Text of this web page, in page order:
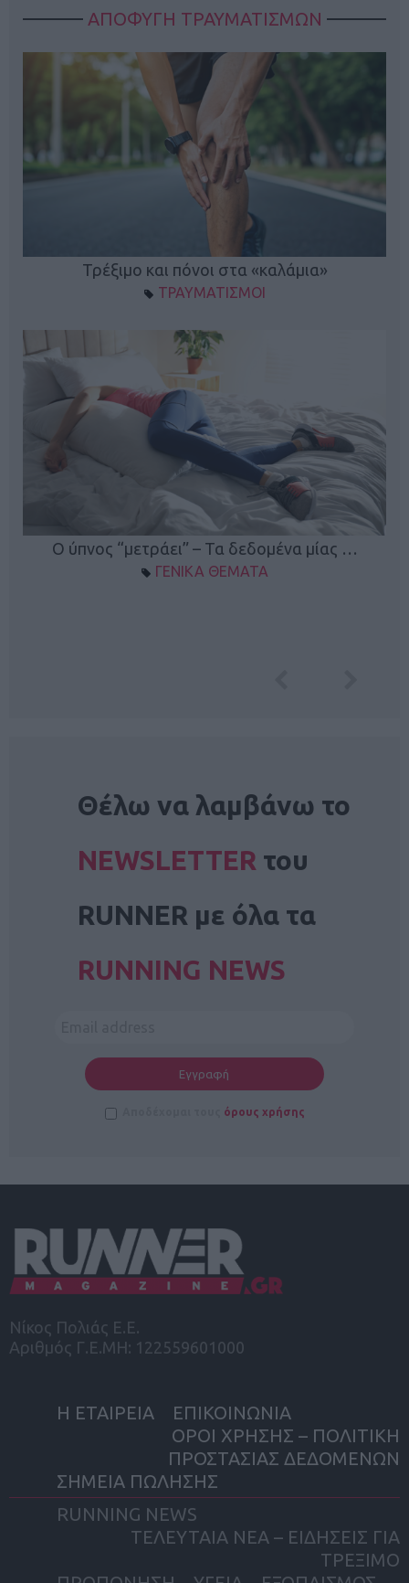
ΑΠΟΦΥΓΗ ΤΡΑΥΜΑΤΙΣΜΩΝ
Τρέξιμο και πόνοι στα «καλάμια»
ΤΡΑΥΜΑΤΙΣΜΟΙ
Ο ύπνος “μετράει” – Τα δεδομένα μίας …
ΓΕΝΙΚΑ ΘΕΜΑΤΑ
Θέλω να λαμβάνω το
NEWSLETTER του
RUNNER με όλα τα
RUNNING NEWS
όρους χρήσης
Νίκος Πολιάς Ε.Ε.
Αριθμός Γ.Ε.ΜΗ: 122559601000
Η ΕΤΑΙΡΕΙΑ
ΕΠΙΚΟΙΝΩΝΙΑ
ΟΡΟΙ ΧΡΗΣΗΣ – ΠΟΛΙΤΙΚΗ
ΠΡΟΣΤΑΣΙΑΣ ΔΕΔΟΜΕΝΩΝ
ΣΗΜΕΙΑ ΠΩΛΗΣΗΣ
RUNNING NEWS
ΤΕΛΕΥΤΑΙΑ ΝΕΑ – ΕΙΔΗΣΕΙΣ ΓΙΑ
ΤΡΕΞΙΜΟ